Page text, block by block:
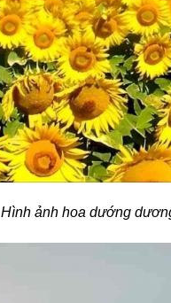
Hình ảnh hoa dướng